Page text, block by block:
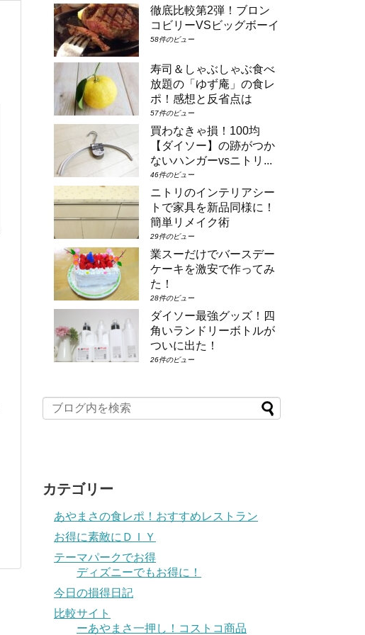
場合は①コンシェルジュ・スーペリアル
ーム（パークビュー）（3-6階）➁コン
シェルジュ・デラックスルーム（パーク
ビュー）（3-6階）③コンシェルジュ・
スーペリアルーム（パークビュー）（7-
8階）④コンシェルジュ・デラックスル
ーム（パークビュー）（7-8階）とな
り...
徹底比較第2弾！ブロン
コビリーVSビッグボーイ
58件のビュー
寿司＆しゃぶしゃぶ食べ
放題の「ゆず庵」の食レ
ポ！感想と反省点は
57件のビュー
買わなきゃ損！100均
【ダイソー】の跡がつか
ないハンガーvsニトリ...
46件のビュー
ニトリのインテリアシー
トで家具を新品同様に！
簡単リメイク術
29件のビュー
業スーだけでバースデー
ケーキを激安で作ってみ
た！
28件のビュー
ダイソー最強グッズ！四
角いランドリーボトルが
ついに出た！
26件のビュー
カテゴリー
あやまさの食レポ！おすすめレストラン
お得に素敵にＤＩＹ
テーマパークでお得
ディズニーでもお得に！
今日の損得日記
比較サイト
ーあやまさ一押し！コストコ商品